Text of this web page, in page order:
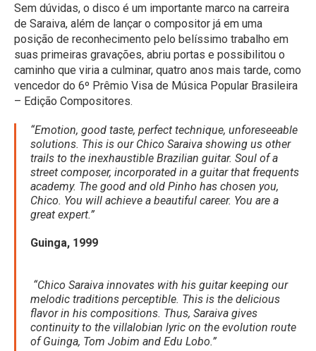
Sem dúvidas, o disco é um importante marco na carreira
de Saraiva, além de lançar o compositor já em uma
posição de reconhecimento pelo belíssimo trabalho em
suas primeiras gravações, abriu portas e possibilitou o
caminho que viria a culminar, quatro anos mais tarde, como
vencedor do 6º Prêmio Visa de Música Popular Brasileira
– Edição Compositores.
“Emotion, good taste, perfect technique, unforeseeable
solutions. This is our Chico Saraiva showing us other
trails to the inexhaustible Brazilian guitar. Soul of a
street composer, incorporated in a guitar that frequents
academy. The good and old Pinho has chosen you,
Chico. You will achieve a beautiful career. You are a
great expert.”
Guinga, 1999
“Chico Saraiva innovates with his guitar keeping our
melodic traditions perceptible. This is the delicious
flavor in his compositions. Thus, Saraiva gives
continuity to the villalobian lyric on the evolution route
of Guinga, Tom Jobim and Edu Lobo.”